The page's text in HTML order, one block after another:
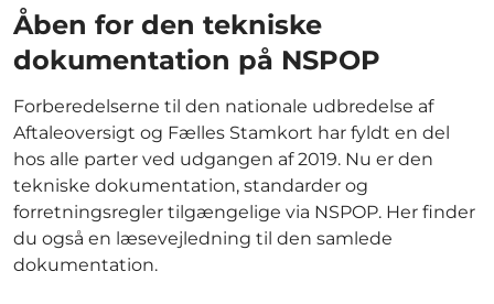
Åben for den tekniske
dokumentation på NSPOP
Forberedelserne til den nationale udbredelse af
Aftaleoversigt og Fælles Stamkort har fyldt en del
hos alle parter ved udgangen af 2019. Nu er den
tekniske dokumentation, standarder og
forretningsregler tilgængelige via NSPOP. Her finder
du også en læsevejledning til den samlede
dokumentation.